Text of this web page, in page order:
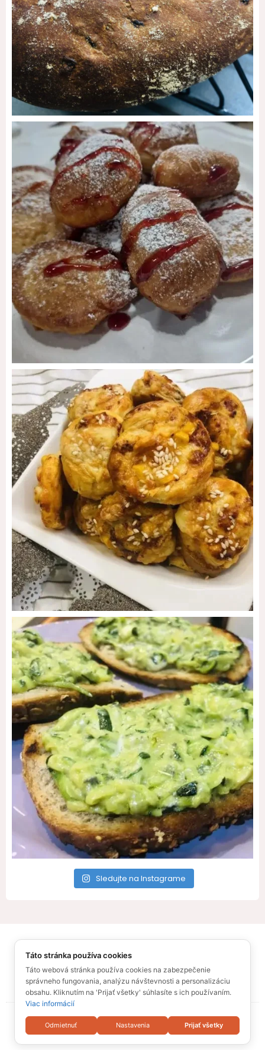
Sledujte na Instagrame
© Ufonaut 2021
O mne
Zásady ochrany osobných údajov
Sitemap
Táto stránka používa cookies
Táto webová stránka používa cookies na zabezpečenie
správneho fungovania, analýzu návštevnosti a personalizáciu
obsahu. Kliknutím na 'Prijať všetky' súhlasíte s ich používaním.
Viac informácií
Odmietnuť Nastavenia Prijať všetky